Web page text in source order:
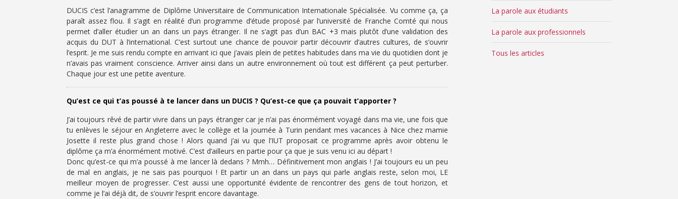
DUCIS c’est l’anagramme de Diplôme Universitaire de Communication Internationale Spécialisée. Vu comme ça, ça
paraît assez flou. Il s’agit en réalité d’un programme d’étude proposé par l’université de Franche Comté qui nous
permet d’aller étudier un an dans un pays étranger. Il ne s’agit pas d’un BAC +3 mais plutôt d’une validation des
acquis du DUT à l’international. C’est surtout une chance de pouvoir partir découvrir d’autres cultures, de s’ouvrir
l’esprit. Je me suis rendu compte en arrivant ici que j’avais plein de petites habitudes dans ma vie du quotidien dont je
n’avais pas vraiment conscience. Arriver ainsi dans un autre environnement où tout est différent ça peut perturber.
Chaque jour est une petite aventure.
Qu’est ce qui t’as poussé à te lancer dans un DUCIS ? Qu’est-ce que ça pouvait t’apporter ?
J’ai toujours rêvé de partir vivre dans un pays étranger car je n’ai pas énormément voyagé dans ma vie, une fois que
tu enlèves le séjour en Angleterre avec le collège et la journée à Turin pendant mes vacances à Nice chez mamie
Josette il reste plus grand chose ! Alors quand j’ai vu que l’IUT proposait ce programme après avoir obtenu le
diplôme ça m’a énormément motivé. C’est d’ailleurs en partie pour ça que je suis venu ici au départ !
Donc qu’est-ce qui m’a poussé à me lancer là dedans ? Mmh… Définitivement mon anglais ! J’ai toujours eu un peu
de mal en anglais, je ne sais pas pourquoi ! Et partir un an dans un pays qui parle anglais reste, selon moi, LE
meilleur moyen de progresser. C’est aussi une opportunité évidente de rencontrer des gens de tout horizon, et
comme je l’ai déjà dit, de s’ouvrir l’esprit encore davantage.
La parole aux étudiants
La parole aux professionnels
Tous les articles